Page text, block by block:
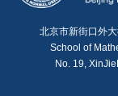
北京市新街口外
School of
No. 19,